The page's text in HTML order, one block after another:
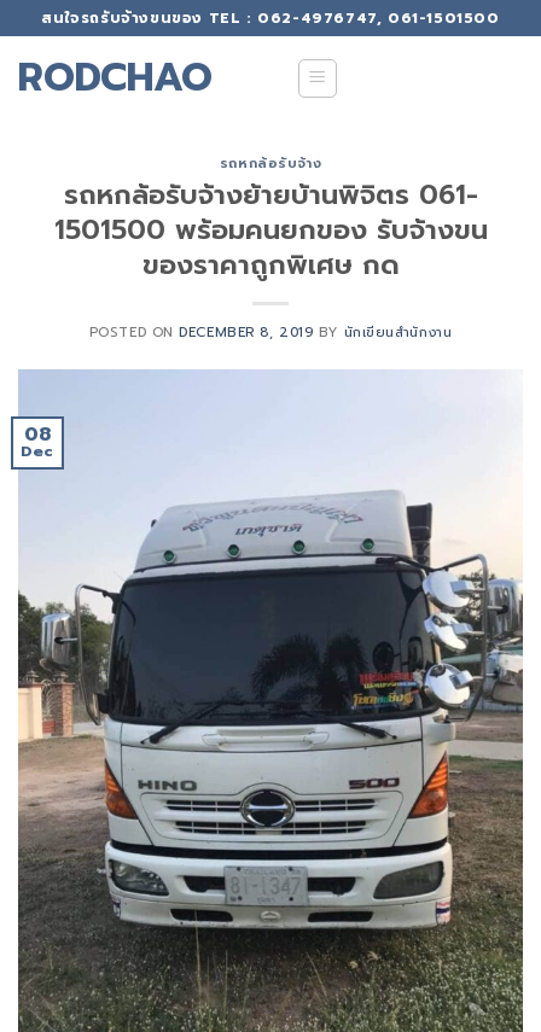
to
content
สนใจรถรับจ้างขนของ TEL : 062-4976747, 061-1501500
RODCHAO
รถหกล้อรับจ้าง
รถหกล้อรับจ้างย้ายบ้านพิจิตร 061-
1501500 พร้อมคนยกของ รับจ้างขน
ของราคาถูกพิเศษ กด
POSTED ONDECEMBER 8, 2019 BY นักเขียนสำนักงาน
08
Dec